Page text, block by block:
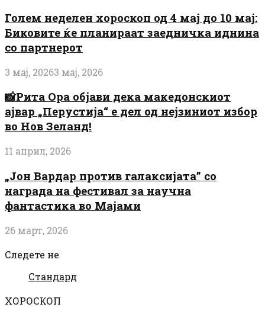
Голем неделен хороскоп од 4 мај до 10 мај:
Биковите ќе планираат заедничка иднина
со партнерот
3 мај, 20263 мај, 2026
📸Рита Ора објави дека македонскиот
ајвар „Перустија“ е дел од нејзиниот избор
во Нов Зеланд!
11 април, 2026
„Јон Вардар против галаксијата” со
награда на фестивал за научна
фантастика во Мајами
26 март, 2026
Следете не
Стандард
ХОРОСКОП